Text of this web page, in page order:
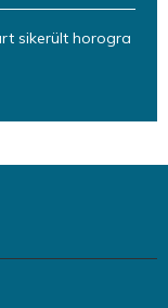
sikerült horogra